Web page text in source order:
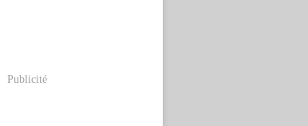
Publicité